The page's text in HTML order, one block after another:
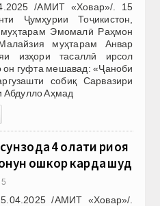
/АМИТ «Ховар»/. 15
Ҷумҳурии Тоҷикистон,
Эмомалӣ Раҳмон
муҳтарам Анвар
изҳори тасаллӣ ирсол
он гуфта мешавад: «Ҷаноби
собиқ Сарвазири
Абдулло Аҳмад
4 ҳолати риоя
ошкор карда шуд
/АМИТ «Ховар»/.